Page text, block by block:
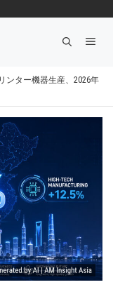
メ
ー
ンター機器生産、2026年